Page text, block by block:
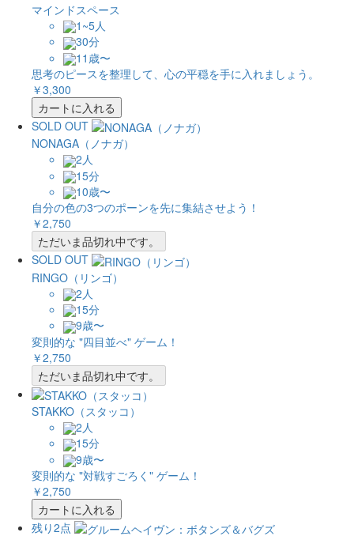
マインドスペース
1~5人
30分
11歳〜
思考のピースを整理して、心の平穏を手に入れましょう。
￥3,300
カートに入れる
SOLD OUT
NONAGA（ノナガ）
2人
15分
10歳〜
自分の色の3つのポーンを先に集結させよう！
￥2,750
ただいま品切れ中です。
SOLD OUT
RINGO（リンゴ）
2人
15分
9歳〜
変則的な "四目並べ" ゲーム！
￥2,750
ただいま品切れ中です。
STAKKO（スタッコ）
2人
15分
9歳〜
変則的な "対戦すごろく" ゲーム！
￥2,750
カートに入れる
残り2点